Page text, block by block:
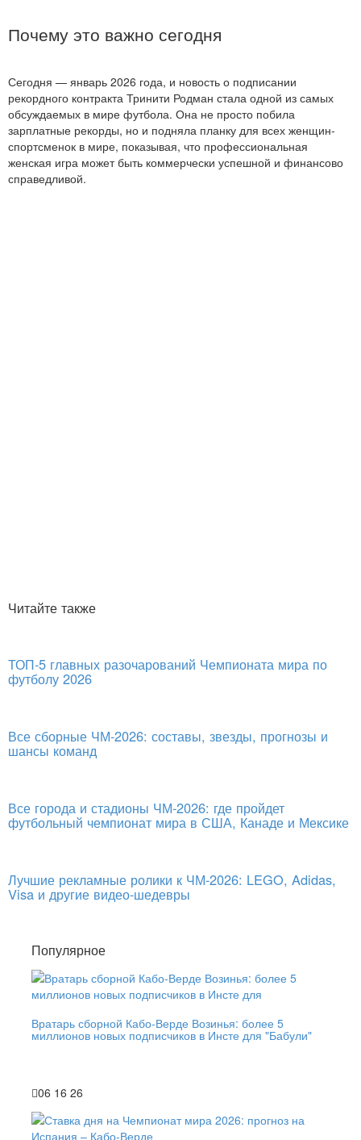
Почему это важно сегодня
Сегодня — январь 2026 года, и новость о подписании
рекордного контракта Тринити Родман стала одной из самых
обсуждаемых в мире футбола. Она не просто побила
зарплатные рекорды, но и подняла планку для всех женщин-
спортсменок в мире, показывая, что профессиональная
женская игра может быть коммерчески успешной и финансово
справедливой.
Читайте также
ТОП-5 главных разочарований Чемпионата мира по
футболу 2026
Все сборные ЧМ-2026: составы, звезды, прогнозы и
шансы команд
Все города и стадионы ЧМ-2026: где пройдет
футбольный чемпионат мира в США, Канаде и Мексике
Лучшие рекламные ролики к ЧМ-2026: LEGO, Adidas,
Visa и другие видео-шедевры
Популярное
Вратарь сборной Кабо-Верде Возинья: более 5
миллионов новых подписчиков в Инсте для "Бабули"
06 16 26